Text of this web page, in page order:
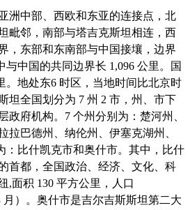
中部、西欧和东亚的连接点，北
毗邻，南部与塔吉克斯坦相连，西
，东部和东南部与中国接壤，边界
与中国的共同边界长 1,096 公里。国
。地处东6 时区，当地时间比北京时
坦全国划分为 7 州 2 市，州、市下
政府机构。7 个州分别为：楚河州、
拉巴德州、纳伦州、伊塞克湖州、
：比什凯克市和奥什市。其中，比什
首都，全国政治、经济、文化、科
,面积 130 平方公里，人口
月）。奥什市是吉尔吉斯斯坦第二大